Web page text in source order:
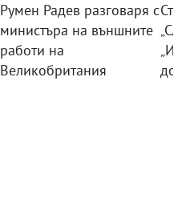
Румен Радев разговаря с
министъра на външните
работи на
Великобритания